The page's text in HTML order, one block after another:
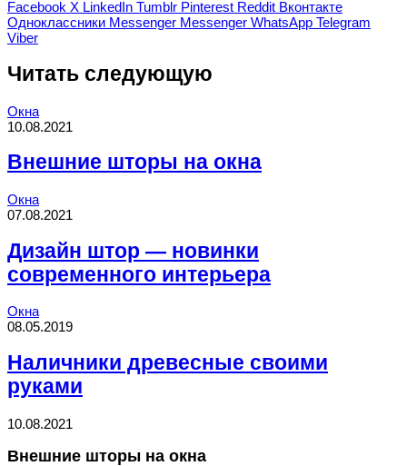
Facebook X LinkedIn Tumblr Pinterest Reddit Вконтакте
Одноклассники Messenger Messenger WhatsApp Telegram
Viber
Читать следующую
Окна
10.08.2021
Внешние шторы на окна
Окна
07.08.2021
Дизайн штор — новинки
современного интерьера
Окна
08.05.2019
Наличники древесные своими
руками
10.08.2021
Внешние шторы на окна